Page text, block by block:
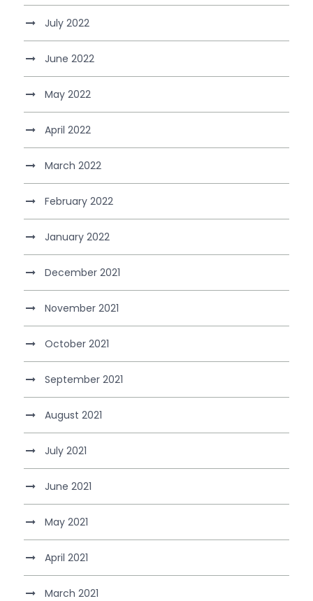
July 2022
June 2022
May 2022
April 2022
March 2022
February 2022
January 2022
December 2021
November 2021
October 2021
September 2021
August 2021
July 2021
June 2021
May 2021
April 2021
March 2021